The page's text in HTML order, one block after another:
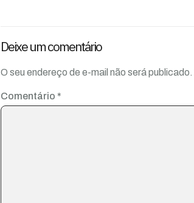
Deixe um comentário
O seu endereço de e-mail não será publicado.
Comentário *